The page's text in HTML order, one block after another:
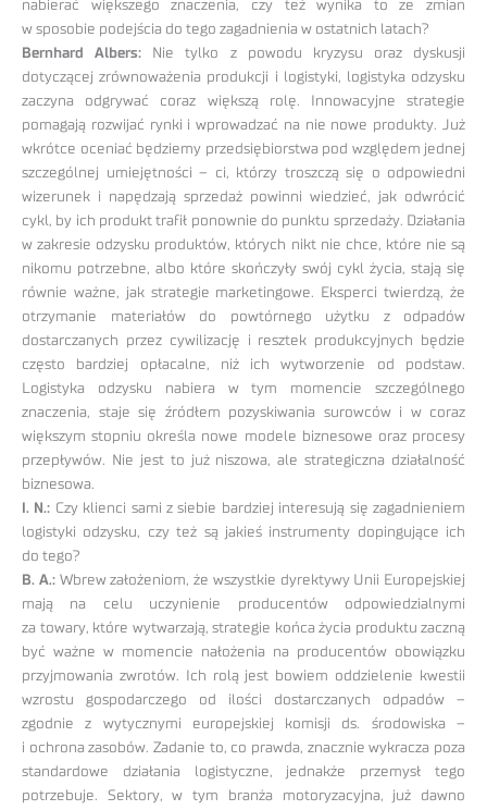
nabierać większego znaczenia, czy też wynika to ze zmian
w sposobie podejścia do tego zagadnienia w ostatnich latach?
Bernhard Albers: Nie tylko z powodu kryzysu oraz dyskusji
dotyczącej zrównoważenia produkcji i logistyki, logistyka odzysku
zaczyna odgrywać coraz większą rolę. Innowacyjne strategie
pomagają rozwijać rynki i wprowadzać na nie nowe produkty. Już
wkrótce oceniać będziemy przedsiębiorstwa pod względem jednej
szczególnej umiejętności – ci, którzy troszczą się o odpowiedni
wizerunek i napędzają sprzedaż powinni wiedzieć, jak odwrócić
cykl, by ich produkt trafił ponownie do punktu sprzedaży. Działania
w zakresie odzysku produktów, których nikt nie chce, które nie są
nikomu potrzebne, albo które skończyły swój cykl życia, stają się
równie ważne, jak strategie marketingowe. Eksperci twierdzą, że
otrzymanie materiałów do powtórnego użytku z odpadów
dostarczanych przez cywilizację i resztek produkcyjnych będzie
często bardziej opłacalne, niż ich wytworzenie od podstaw.
Logistyka odzysku nabiera w tym momencie szczególnego
znaczenia, staje się źródłem pozyskiwania surowców i w coraz
większym stopniu określa nowe modele biznesowe oraz procesy
przepływów. Nie jest to już niszowa, ale strategiczna działalność
biznesowa.
I. N.: Czy klienci sami z siebie bardziej interesują się zagadnieniem
logistyki odzysku, czy też są jakieś instrumenty dopingujące ich
do tego?
B. A.:Wbrew założeniom, że wszystkie dyrektywy Unii Europejskiej
mają na celu uczynienie producentów odpowiedzialnymi
za towary, które wytwarzają, strategie końca życia produktu zaczną
być ważne w momencie nałożenia na producentów obowiązku
przyjmowania zwrotów. Ich rolą jest bowiem oddzielenie kwestii
wzrostu gospodarczego od ilości dostarczanych odpadów –
zgodnie z wytycznymi europejskiej komisji ds. środowiska –
i ochrona zasobów. Zadanie to, co prawda, znacznie wykracza poza
standardowe działania logistyczne, jednakże przemysł tego
potrzebuje. Sektory, w tym branża motoryzacyjna, już dawno